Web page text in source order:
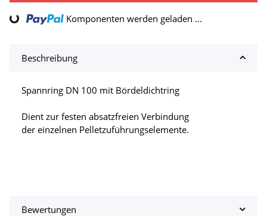
Loading... Komponenten werden geladen ...
Beschreibung
Spannring DN 100 mit Bördeldichtring
Dient zur festen absatzfreien Verbindung
der einzelnen Pelletzuführungselemente.
Bewertungen